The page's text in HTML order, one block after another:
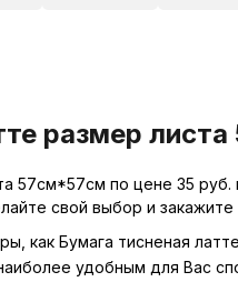
размер
57см*57см по цене 35 руб.
свой выбор и
как Бумага тисненая
удобным для Вас